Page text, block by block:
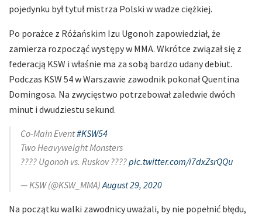
pojedynku był tytuł mistrza Polski w wadze ciężkiej.
Po porażce z Różańskim Izu Ugonoh zapowiedział, że
zamierza rozpocząć występy w MMA. Wkrótce związał się z
federacją KSW i właśnie ma za sobą bardzo udany debiut.
Podczas KSW 54 w Warszawie zawodnik pokonał Quentina
Domingosa. Na zwycięstwo potrzebował zaledwie dwóch
minut i dwudziestu sekund.
Co-Main Event#KSW54
Two Heavyweight Monsters
???? Ugonoh vs. Ruskov ????pic.twitter.com/i7dxZsrQQu
— KSW (@KSW_MMA)August 29, 2020
Na początku walki zawodnicy uważali, by nie popełnić błędu,